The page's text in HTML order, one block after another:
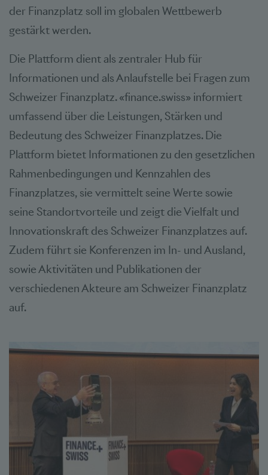
der Finanzplatz soll im globalen Wettbewerb
gestärkt werden.
Die Plattform dient als zentraler Hub für
Informationen und als Anlaufstelle bei Fragen zum
Schweizer Finanzplatz. «finance.swiss» informiert
umfassend über die Leistungen, Stärken und
Bedeutung des Schweizer Finanzplatzes. Die
Plattform bietet Informationen zu den gesetzlichen
Rahmenbedingungen und Kennzahlen des
Finanzplatzes, sie vermittelt seine Werte sowie
seine Standortvorteile und zeigt die Vielfalt und
Innovationskraft des Schweizer Finanzplatzes auf.
Zudem führt sie Konferenzen im In- und Ausland,
sowie Aktivitäten und Publikationen der
verschiedenen Akteure am Schweizer Finanzplatz
auf.